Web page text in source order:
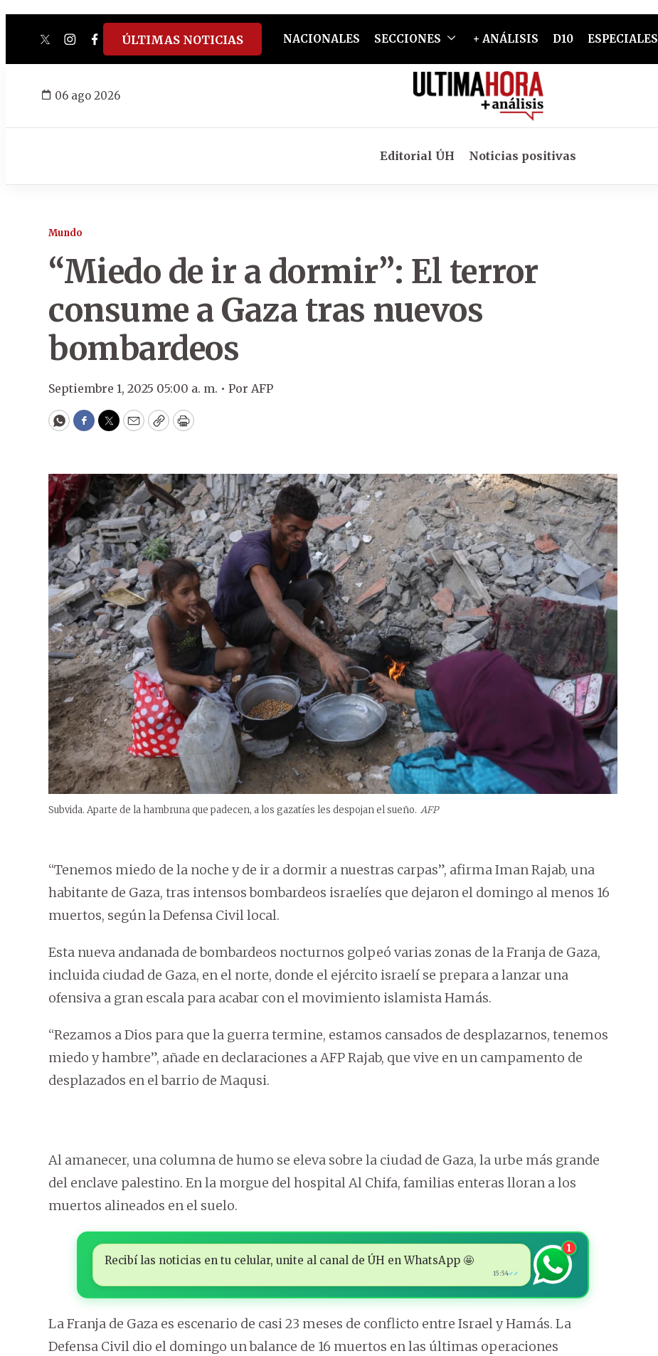
twitterinstagram
facebook
tiktokyoutube
spotify
ÚLTIMAS NOTICIAS NACIONALES SECCIONES + ANÁLISIS D10 ESPECIALES
06 ago 2026
Editorial ÚH Noticias positivas
Mundo
“Miedo de ir a dormir”: El terror
consume a Gaza tras nuevos
bombardeos
Septiembre 1, 2025 05:00 a. m. • Por AFP
WhatsApp
Facebook
Twitter
EmailCopyPrint
Subvida. Aparte de la hambruna que padecen, a los gazatíes les despojan el sueño. AFP
“Tenemos miedo de la noche y de ir a dormir a nuestras carpas”, afirma Iman Rajab, una
habitante de Gaza, tras intensos bombardeos israelíes que dejaron el domingo al menos 16
muertos, según la Defensa Civil local.
Esta nueva andanada de bombardeos nocturnos golpeó varias zonas de la Franja de Gaza,
incluida ciudad de Gaza, en el norte, donde el ejército israelí se prepara a lanzar una
ofensiva a gran escala para acabar con el movimiento islamista Hamás.
“Rezamos a Dios para que la guerra termine, estamos cansados de desplazarnos, tenemos
miedo y hambre”, añade en declaraciones a AFP Rajab, que vive en un campamento de
desplazados en el barrio de Maqusi.
Al amanecer, una columna de humo se eleva sobre la ciudad de Gaza, la urbe más grande
del enclave palestino. En la morgue del hospital Al Chifa, familias enteras lloran a los
muertos alineados en el suelo.
Recibí las noticias en tu celular, unite al canal de ÚH en WhatsApp 🤩
15:54✓✓
1
La Franja de Gaza es escenario de casi 23 meses de conflicto entre Israel y Hamás. La
Defensa Civil dio el domingo un balance de 16 muertos en las últimas operaciones